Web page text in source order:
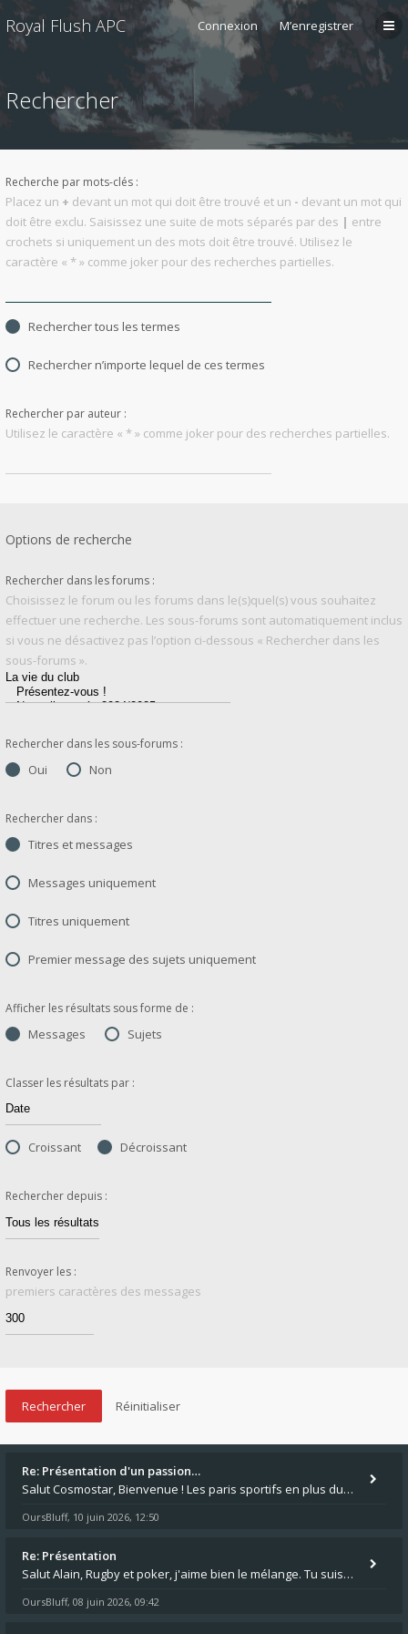
Royal Flush APC Connexion M’enregistrer
Rechercher
Recherche par mots-clés :
Placez un + devant un mot qui doit être trouvé et un - devant un mot qui
doit être exclu. Saisissez une suite de mots séparés par des | entre
crochets si uniquement un des mots doit être trouvé. Utilisez le
caractère « * » comme joker pour des recherches partielles.
Rechercher tous les termes
Rechercher n’importe lequel de ces termes
Rechercher par auteur :
Utilisez le caractère « * » comme joker pour des recherches partielles.
Options de recherche
Rechercher dans les forums :
Choisissez le forum ou les forums dans le(s)quel(s) vous souhaitez
effectuer une recherche. Les sous-forums sont automatiquement inclus
si vous ne désactivez pas l’option ci-dessous « Rechercher dans les
sous-forums ».
Rechercher dans les sous-forums :
Oui Non
Rechercher dans :
Titres et messages
Messages uniquement
Titres uniquement
Premier message des sujets uniquement
Afficher les résultats sous forme de :
Messages Sujets
Classer les résultats par :
Croissant Décroissant
Rechercher depuis :
Renvoyer les :
premiers caractères des messages
Re: Présentation d'un passion…
Salut Cosmostar, Bienvenue ! Les paris sportifs en plus du poker, c'est ce que je fais aussi. Surtout la NBA, je mise su
OursBluff, 10 juin 2026, 12:50
Re: Présentation
Salut Alain, Rugby et poker, j'aime bien le mélange. Tu suis le rugby du coin ? Moi j'essaie d'aller voir des matchs de
OursBluff, 08 juin 2026, 09:42